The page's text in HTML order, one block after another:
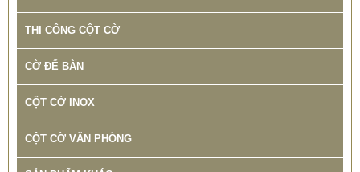
THI CÔNG CỘT CỜ
CỜ ĐỂ BÀN
CỘT CỜ INOX
CỘT CỜ VĂN PHÒNG